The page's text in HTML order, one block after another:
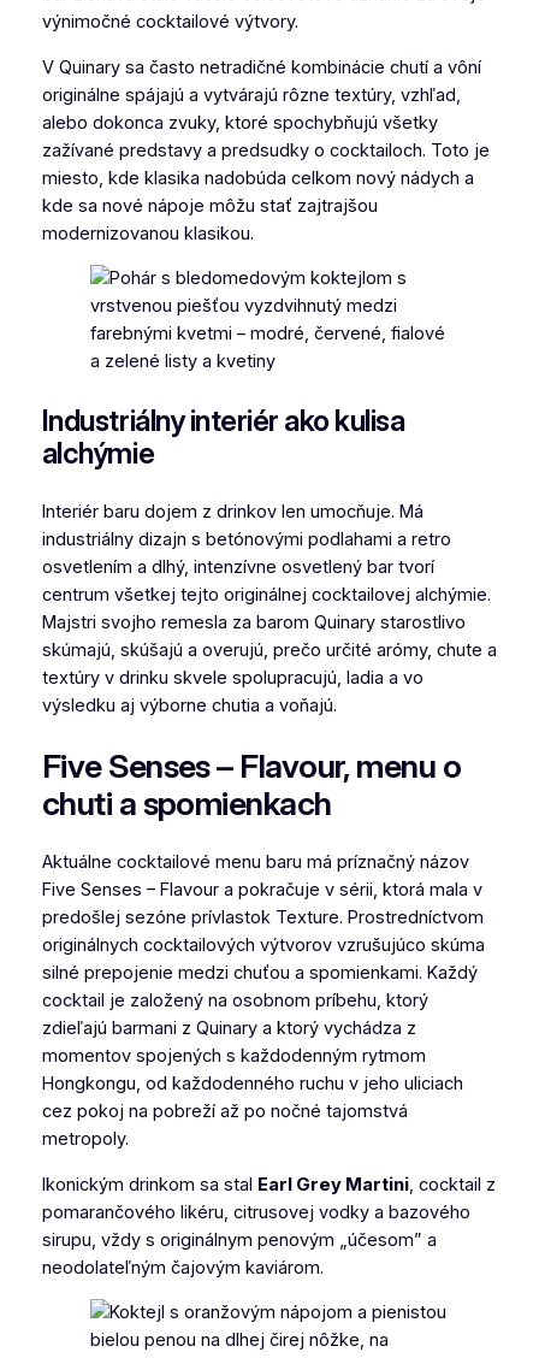
výnimočné cocktailové výtvory.
V Quinary sa často netradičné kombinácie chutí a vôní
originálne spájajú a vytvárajú rôzne textúry, vzhľad,
alebo dokonca zvuky, ktoré spochybňujú všetky
zažívané predstavy a predsudky o cocktailoch. Toto je
miesto, kde klasika nadobúda celkom nový nádych a
kde sa nové nápoje môžu stať zajtrajšou
modernizovanou klasikou.
Industriálny interiér ako kulisa
alchýmie
Interiér baru dojem z drinkov len umocňuje. Má
industriálny dizajn s betónovými podlahami a retro
osvetlením a dlhý, intenzívne osvetlený bar tvorí
centrum všetkej tejto originálnej cocktailovej alchýmie.
Majstri svojho remesla za barom Quinary starostlivo
skúmajú, skúšajú a overujú, prečo určité arómy, chute a
textúry v drinku skvele spolupracujú, ladia a vo
výsledku aj výborne chutia a voňajú.
Five Senses – Flavour, menu o
chuti a spomienkach
Aktuálne cocktailové menu baru má príznačný názov
Five Senses – Flavoura pokračuje v sérii, ktorá mala v
predošlej sezóne prívlastok Texture. Prostredníctvom
originálnych cocktailových výtvorov vzrušujúco skúma
silné prepojenie medzi chuťou a spomienkami. Každý
cocktail je založený na osobnom príbehu, ktorý
zdieľajú barmani z Quinary a ktorý vychádza z
momentov spojených s každodenným rytmom
Hongkongu, od každodenného ruchu v jeho uliciach
cez pokoj na pobreží až po nočné tajomstvá
metropoly.
Ikonickým drinkom sa stal Earl Grey Martini, cocktail z
pomarančového likéru, citrusovej vodky a bazového
sirupu, vždy s originálnym penovým „účesom” a
neodolateľným čajovým kaviárom.